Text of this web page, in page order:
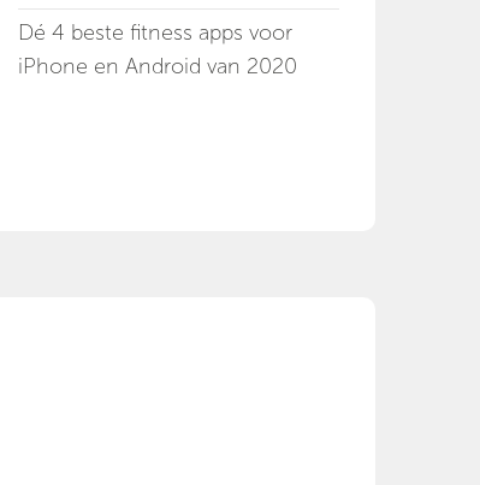
Dé 4 beste fitness apps voor
iPhone en Android van 2020